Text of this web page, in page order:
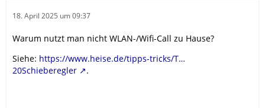
18. April 2025 um 09:37
Warum nutzt man nicht WLAN-/Wifi-Call zu Hause?
Siehe: https://www.heise.de/tipps-tricks/T…
20Schieberegler
.